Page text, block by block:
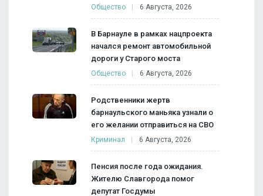
Общество 6 Августа, 2026
В Барнауле в рамках нацпроекта
начался ремонт автомобильной
дороги у Старого моста
Общество 6 Августа, 2026
Родственники жертв
барнаульского маньяка узнали о
его желании отправиться на СВО
Криминал 6 Августа, 2026
Пенсия после года ожидания.
Жителю Славгорода помог
депутат Госдумы